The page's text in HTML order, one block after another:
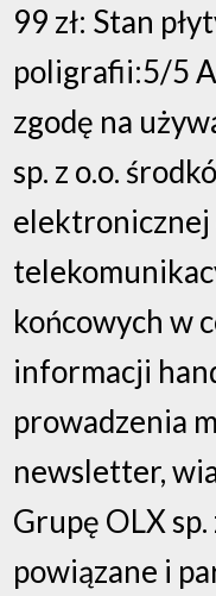
99 zł: Stan
poligrafii:5/5
zgodę na
sp. z o.o.
elektronicznej
końcowych w
informacji
prowadzenia
newsletter,
Grupę OLX
powiązane i